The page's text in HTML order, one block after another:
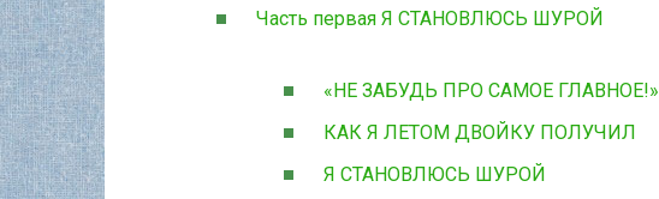
Часть первая Я СТАНОВЛЮСЬ ШУРОЙ
«НЕ ЗАБУДЬ ПРО САМОЕ ГЛАВНОЕ!»
КАК Я ЛЕТОМ ДВОЙКУ ПОЛУЧИЛ
Я СТАНОВЛЮСЬ ШУРОЙ